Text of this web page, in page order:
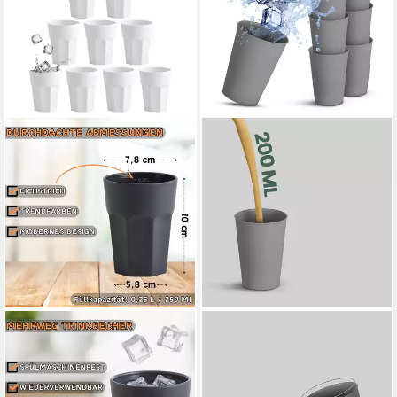
ENGELLAND
Becher Kunststoffbecher in
modernen Pastellfarben, 250
ml, Mehrweg, 10-tlg.,
Kunststoff, (8-tlg., Plastik